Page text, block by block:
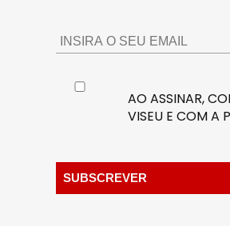
AO ASSINAR,
VISEU E COM A